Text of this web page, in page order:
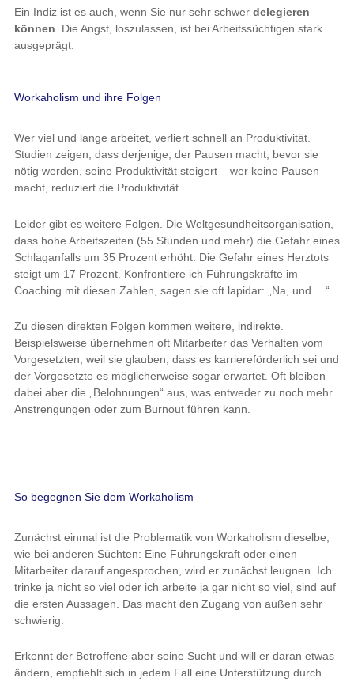
Ein Indiz ist es auch, wenn Sie nur sehr schwer delegieren
können. Die Angst, loszulassen, ist bei Arbeitssüchtigen stark
ausgeprägt.
Workaholism und ihre Folgen
Wer viel und lange arbeitet, verliert schnell an Produktivität.
Studien zeigen, dass derjenige, der Pausen macht, bevor sie
nötig werden, seine Produktivität steigert – wer keine Pausen
macht, reduziert die Produktivität.
Leider gibt es weitere Folgen. Die Weltgesundheitsorganisation,
dass hohe Arbeitszeiten (55 Stunden und mehr) die Gefahr eines
Schlaganfalls um 35 Prozent erhöht. Die Gefahr eines Herztots
steigt um 17 Prozent. Konfrontiere ich Führungskräfte im
Coaching mit diesen Zahlen, sagen sie oft lapidar: „Na, und …“.
Zu diesen direkten Folgen kommen weitere, indirekte.
Beispielsweise übernehmen oft Mitarbeiter das Verhalten vom
Vorgesetzten, weil sie glauben, dass es karriereförderlich sei und
der Vorgesetzte es möglicherweise sogar erwartet. Oft bleiben
dabei aber die „Belohnungen“ aus, was entweder zu noch mehr
Anstrengungen oder zum Burnout führen kann.
So begegnen Sie dem Workaholism
Zunächst einmal ist die Problematik von Workaholism dieselbe,
wie bei anderen Süchten: Eine Führungskraft oder einen
Mitarbeiter darauf angesprochen, wird er zunächst leugnen. Ich
trinke ja nicht so viel oder ich arbeite ja gar nicht so viel, sind auf
die ersten Aussagen. Das macht den Zugang von außen sehr
schwierig.
Erkennt der Betroffene aber seine Sucht und will er daran etwas
ändern, empfiehlt sich in jedem Fall eine Unterstützung durch